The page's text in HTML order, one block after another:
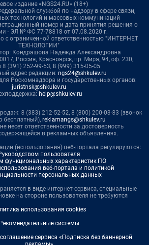
издание «NGS24.RU» (18+)
службой по надзору в сфере связи,
технологий и массовых коммуникаций
номер и дата принятия решения о
- ЭЛ № ФС 77-78818 от 07.08.2020 г.
с ограниченной ответственностью "ИНТЕРНЕТ
ТЕХНОЛОГИИ"
Кондрашова Надежда Александровна
Россия, Красноярск, пр. Мира, 94, оф. 230,
8 (391) 252-99-53, 8 (999) 315-05-05
адрес редакции: ngs24@shkulev.ru
Роскомнадзора и государственных органов:
juristnsk@shkulev.ru
help@shkulev.ru
8 (383) 212-52-52, 8 (800) 200-03-83 (звонок
бесплатный), reklamangs@shkulev.ru
несет ответственности за достоверность
в рекламных объявлениях.
(использования) веб-портала регулируются:
пользователя
функциональных характеристик ПО
веб-портала и политикой
персональных данных
в виде интернет-сервиса, специальные
на стороне пользователя не требуются
использования cookies
Рекомендательные системы
сервиса «Подписка без баннерной